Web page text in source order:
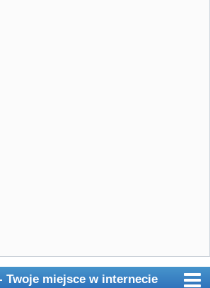
Twoje miejsce w internecie